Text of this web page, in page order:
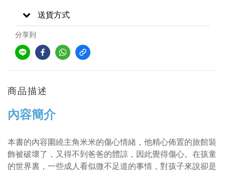
送貨方式
分享到
商品描述
內容簡介
本書的內容圍繞主角米米的傷心情緒，他精心佈置的旅館裝
飾被破壞了，又得不到爸爸的體諒，因此覺得傷心。在孩童
的世界裏，一些成人看似微不足道的事情，對孩子來說卻是